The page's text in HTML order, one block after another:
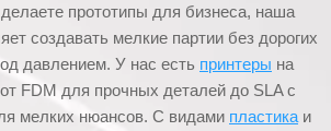
прототипы для бизнеса, наша
создавать мелкие партии без дорогих
давлением. У нас есть принтеры на
FDM для прочных деталей до SLA с
мелких нюансов. С видами пластика и